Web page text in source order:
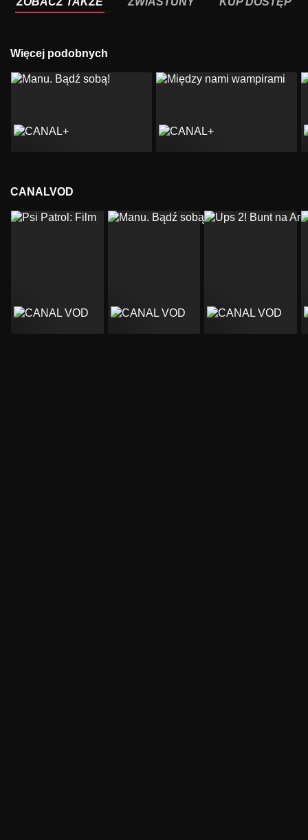
Więcej podobnych
CANALVOD